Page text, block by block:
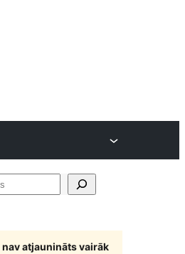
nav atjaunināts vairāk